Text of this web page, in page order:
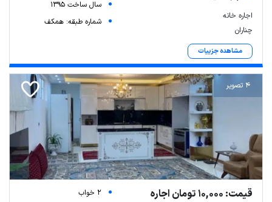
اجاره خانه
چناران
مشاهده جزییات
سال ساخت 1395
شماره طبقه: همکف
4 تصویر
قیمت: 10,000 تومان اجاره
2 خواب